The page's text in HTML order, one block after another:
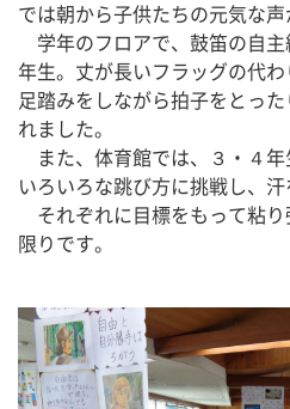
では朝から子供たちの元気な声
学年のフロアで、鼓笛の自主
年生。丈が長いフラッグの代わ
足踏みをしながら拍子をとっ
れました。
また、体育館では、３・４
いろいろな跳び方に挑戦し、汗
それぞれに目標をもって粘
限りです。